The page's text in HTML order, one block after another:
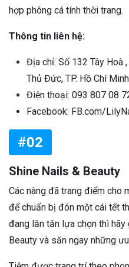
hợp phông cá tính thời trang.
Thông tin liên hệ:
Địa chỉ: Số 132 Tây Hoà ,
Thủ Đức, TP. Hồ Chí Minh
Điện thoại: 093 807 08
Facebook: FB.com/
#02
Shine Nails & Beauty
Các nàng đã trang điểm cho
để chuẩn bị đón một cái tết
đang lăn tăn lựa chọn thì
Beauty và săn ngay những